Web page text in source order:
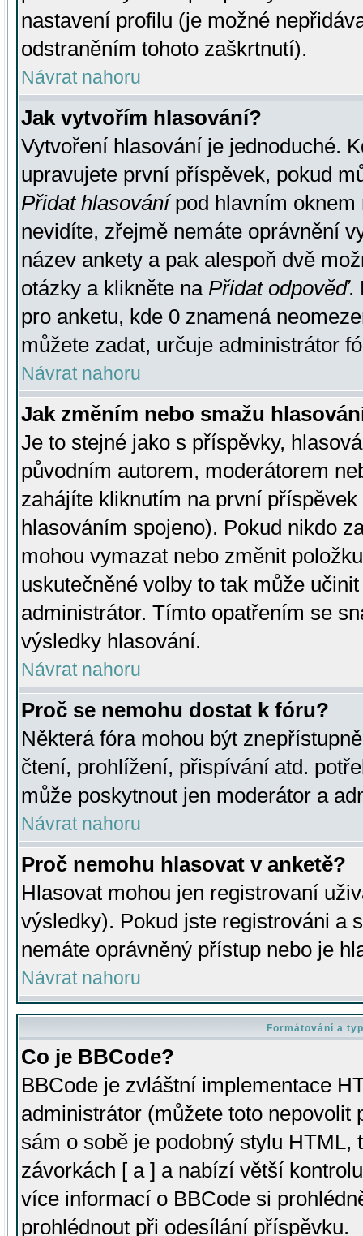
nastavení profilu (je možné
odstraněním tohoto zaškrtnutí).
Návrat nahoru
Jak vytvořím hlasování?
Vytvoření hlasování je jednoduché.
upravujete první příspěvek, pokud
Přidat hlasovánípod hlavním oknem
nevidíte, zřejmě nemáte oprávnění
název ankety a pak alespoň dvě
otázky a klikněte na Přidat odpověď.
pro anketu, kde 0 znamená
můžete zadat, určuje administrátor
Návrat nahoru
Jak změním nebo smažu
Je to stejné jako s příspěvky,
původním autorem, moderátorem
zahájíte kliknutím na první
hlasováním spojeno). Pokud nikdo
mohou vymazat nebo změnit
uskutečněné volby to tak může
administrátor. Tímto opatřením se
výsledky hlasování.
Návrat nahoru
Proč se nemohu dostat k fóru?
Některá fóra mohou být
čtení, prohlížení, přispívání atd.
může poskytnout jen moderátor a
Návrat nahoru
Proč nemohu hlasovat v anketě?
Hlasovat mohou jen registrovaní
výsledky). Pokud jste registrováni a
nemáte oprávněný přístup nebo je
Návrat nahoru
Formátování a
Co je BBCode?
BBCode je zvláštní implementace
administrátor (můžete toto
sám o sobě je podobný stylu HTML,
závorkách [ a ] a nabízí větší
více informací o BBCode si
prohlédnout při odesílání příspěvku.